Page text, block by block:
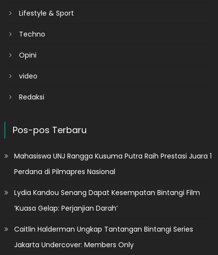
Lifestyle & Sport
Techno
Opini
video
Redaksi
Pos-pos Terbaru
Mahasiswa UNJ Rangga Kusuma Putra Raih Prestasi Juara 1
Perdana di Pilmapres Nasional
Lydia Kandou Senang Dapat Kesempatan Bintangi Film
‘Kuasa Gelap: Perjanjian Darah’
Caitlin Halderman Ungkap Tantangan Bintangi Series
Jakarta Undercover: Members Only